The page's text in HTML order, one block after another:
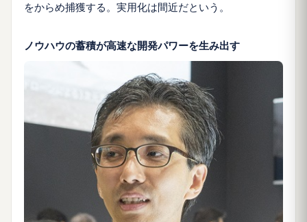
をからめ捕獲する。実用化は間近だという。
ノウハウの蓄積が高速な開発パワーを生み出す